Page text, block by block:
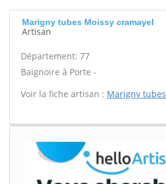
Marigny tubes Moissy cramayel
Artisan
Département: 77
Baignoire à Porte -
Voir la fiche artisan : Marigny tubes